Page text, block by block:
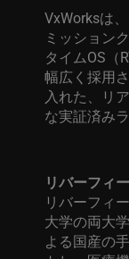
VxWorksは
ミッション
タイムOS （
幅広く採用
入れた、
リ
な実証済み
リバーフィ
リバーフィ
大学の両大
よる国産の